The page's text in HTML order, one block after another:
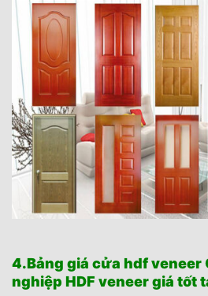
4.Bảng giá cửa hdf veneer
nghiệp HDF veneer giá tốt